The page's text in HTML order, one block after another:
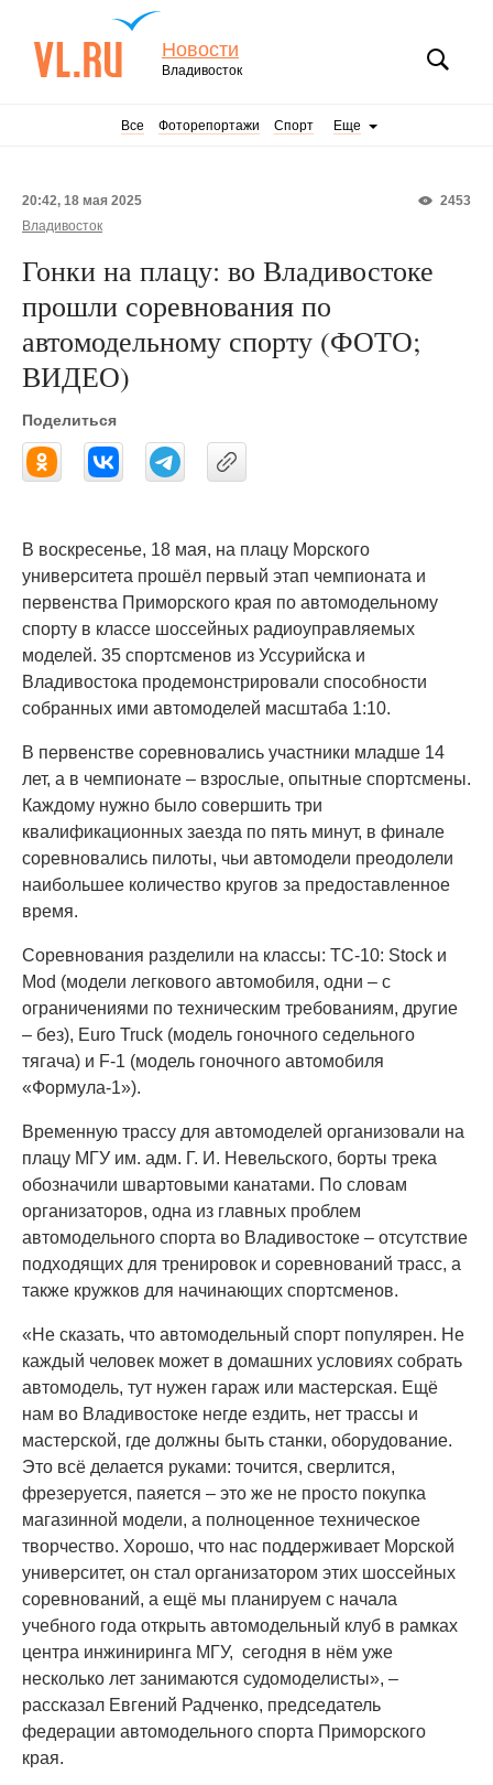
Новости
Владивосток
Все Фоторепортажи Спорт Еще
2453
20:42, 18 мая 2025
Владивосток
Гонки на плацу: во Владивостоке
прошли соревнования по
автомодельному спорту (ФОТО;
ВИДЕО)
Поделиться
В воскресенье, 18 мая, на плацу Морского
университета прошёл первый этап чемпионата и
первенства Приморского края по автомодельному
спорту в классе шоссейных радиоуправляемых
моделей. 35 спортсменов из Уссурийска и
Владивостока продемонстрировали способности
собранных ими автомоделей масштаба 1:10.
В первенстве соревновались участники младше 14
лет, а в чемпионате – взрослые, опытные спортсмены.
Каждому нужно было совершить три
квалификационных заезда по пять минут, в финале
соревновались пилоты, чьи автомодели преодолели
наибольшее количество кругов за предоставленное
время.
Соревнования разделили на классы: ТС-10: Stock и
Mod (модели легкового автомобиля, одни – с
ограничениями по техническим требованиям, другие
– без), Euro Truck (модель гоночного седельного
тягача) и F-1 (модель гоночного автомобиля
«Формула-1»).
Временную трассу для автомоделей организовали на
плацу МГУ им. адм. Г. И. Невельского, борты трека
обозначили швартовыми канатами. По словам
организаторов, одна из главных проблем
автомодельного спорта во Владивостоке – отсутствие
подходящих для тренировок и соревнований трасс, а
также кружков для начинающих спортсменов.
«Не сказать, что автомодельный спорт популярен. Не
каждый человек может в домашних условиях собрать
автомодель, тут нужен гараж или мастерская. Ещё
нам во Владивостоке негде ездить, нет трассы и
мастерской, где должны быть станки, оборудование.
Это всё делается руками: точится, сверлится,
фрезеруется, паяется – это же не просто покупка
магазинной модели, а полноценное техническое
творчество. Хорошо, что нас поддерживает Морской
университет, он стал организатором этих шоссейных
соревнований, а ещё мы планируем с начала
учебного года открыть автомодельный клуб в рамках
центра инжиниринга МГУ, сегодня в нём уже
несколько лет занимаются судомоделисты», –
рассказал Евгений Радченко, председатель
федерации автомодельного спорта Приморского
края.